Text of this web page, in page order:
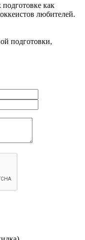
как
любителей.
подготовки,